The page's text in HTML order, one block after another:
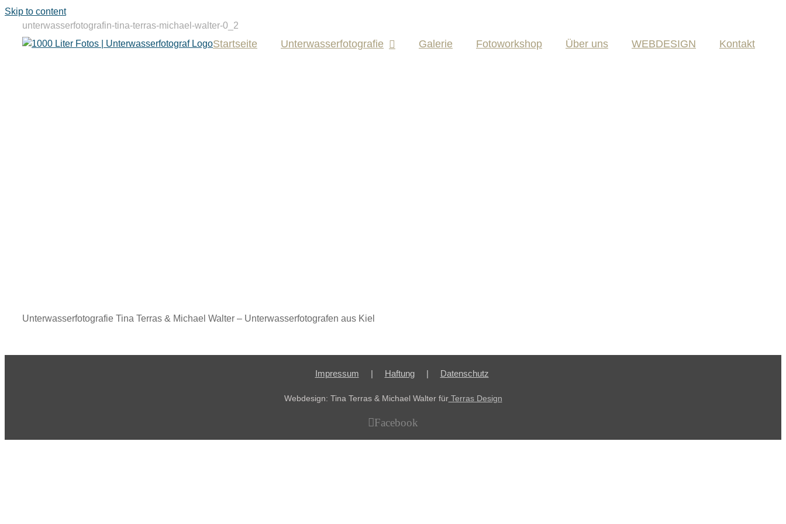
Skip to content
Startseite Unterwasserfotografie Galerie Fotoworkshop Über uns WEBDESIGN Kontakt
unterwasserfotografin-tina-terras-michael-walter-0_2
Unterwasserfotografie Tina Terras & Michael Walter – Unterwasserfotografen aus Kiel
Impressum Haftung Datenschutz
Webdesign: Tina Terras & Michael Walter fürTerras Design
Facebook